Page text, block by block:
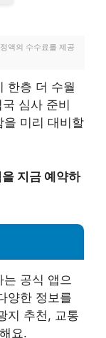
액의 수수료를 제공
한층 더 수월
심사 준비
을 미리 대비할
지금 예약하
는 공식 앱으
양한 정보를
지 추천, 교통
요.